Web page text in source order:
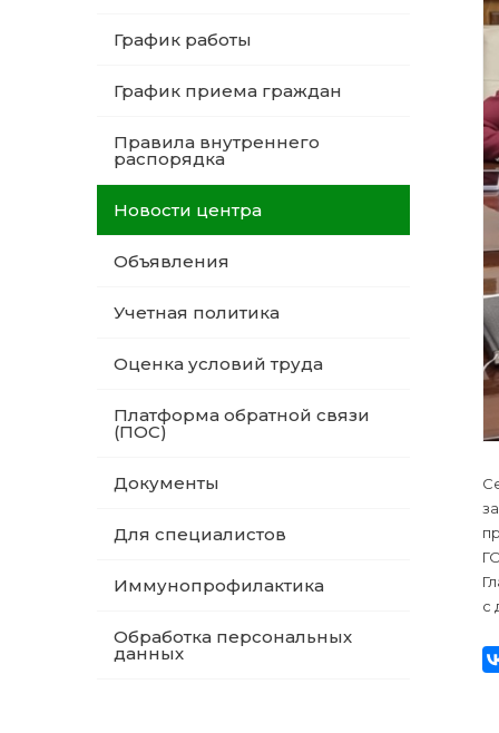
График работы
График приема граждан
Правила внутреннего
распорядка
Новости центра
Объявления
Учетная политика
Оценка условий труда
Платформа обратной связи
(ПОС)
Документы
Для специалистов
Иммунопрофилактика
Обработка персональных
данных
с